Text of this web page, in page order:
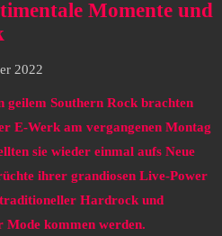
Momente und
2022
Southern Rock brachten
E-Werk am vergangenen Montag
sie wieder einmal aufs Neue
ihrer grandiosen Live-Power
Hardrock und
Mode kommen werden.